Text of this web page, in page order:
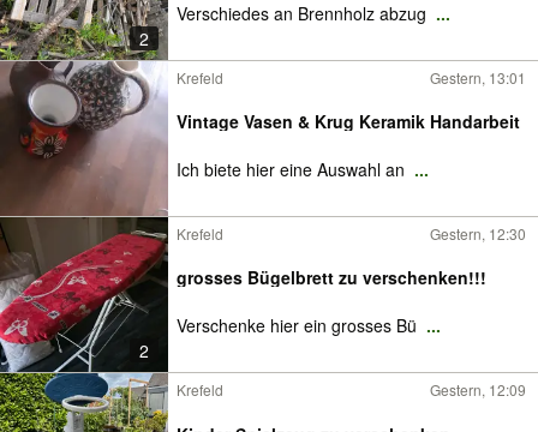
2
Verschiedes an Brennholz abzug ...
Krefeld Gestern, 13:01
Vintage Vasen & Krug Keramik Handarbeit
Ich biete hier eine Auswahl an ...
2
Krefeld Gestern, 12:30
grosses Bügelbrett zu verschenken!!!
Verschenke hier ein grosses Bü ...
Krefeld Gestern, 12:09